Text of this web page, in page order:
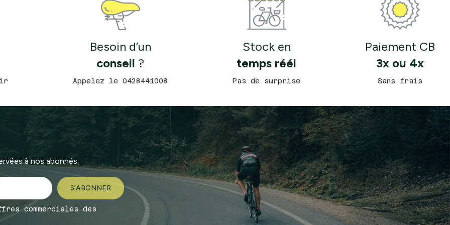
Besoin d’un
conseil ?
Appelez le 0428441008
Stock en
temps réél
Pas de surprise
Paiement CB
3x ou 4x
Sans frais
à nos abonnés.
commerciales des